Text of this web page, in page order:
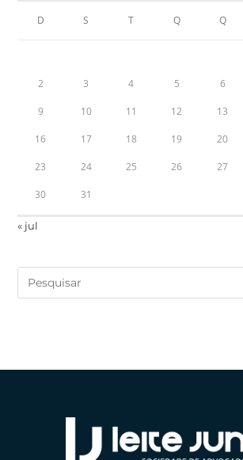
D S T Q Q
2 3 4 5 6
9 10 11 12 13
16 17 18 19 20
23 24 25 26 27
30 31
« jul